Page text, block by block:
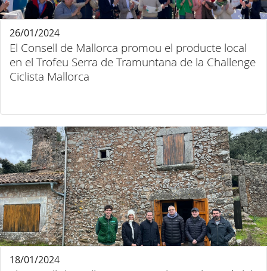
El Consell de Mallorca promou el producte local
en el Trofeu Serra de Tramuntana de la Challenge
Ciclista Mallorca
26/01/2024
18/01/2024